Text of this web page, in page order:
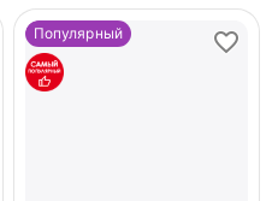
Популярный